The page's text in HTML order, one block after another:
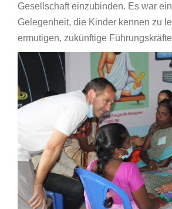
Gesellschaft einzubinden. Es war
Gelegenheit, die Kinder kennen zu
ermutigen, zukünftige